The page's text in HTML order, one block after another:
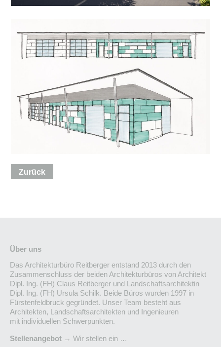
Zurück
Über uns
Das Architekturbüro Reitberger entstand 2013 durch den
Zusammenschluss der beiden Architekturbüros von Architekt
Dipl. Ing. (FH) Claus Reitberger und Landschaftsarchitektin
Dipl. Ing. (FH) Ursula Schilk. Beide Büros wurden 1997 in
Fürstenfeldbruck gegründet. Unser Team besteht aus
Architekten, Landschaftsarchitekten und Ingenieuren
mit individuellen Schwerpunkten.
Stellenangebot → Wir stellen ein …